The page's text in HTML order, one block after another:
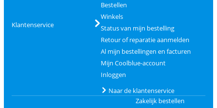
Klantenservice
Bestellen
Winkels
Status van mijn bestelling
Retour of reparatie aanmelden
Al mijn bestellingen en facturen
Mijn Coolblue-account
Inloggen
Naar de klantenservice
Zakelijk bestellen